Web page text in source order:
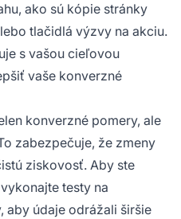
ako sú kópie stránky
tlačidlá výzvy na akciu.
s vašou cieľovou
vaše konverzné
konverzné pomery, ale
zabezpečuje, že zmeny
ziskovosť. Aby ste
testy na
údaje odrážali širšie